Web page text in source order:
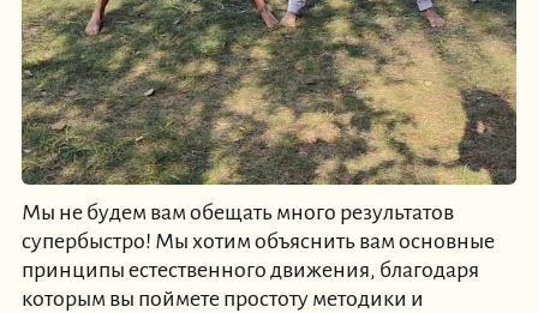
Мы не будем вам обещать много результатов
супербыстро! Мы хотим объяснить вам основные
принципы естественного движения, благодаря
которым вы поймете простоту методики и